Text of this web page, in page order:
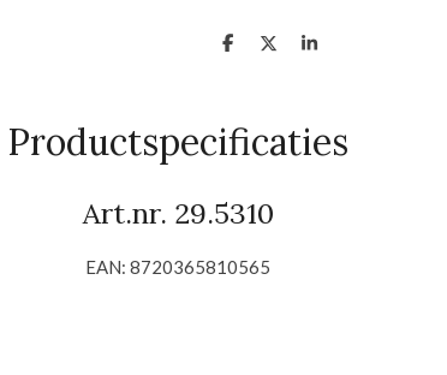
D
D
S
Productspecificaties
Art.nr. 29.5310
EAN: 8720365810565